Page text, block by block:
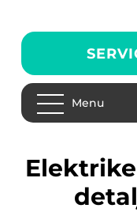
Menu
Elektriker i Göteborg: En